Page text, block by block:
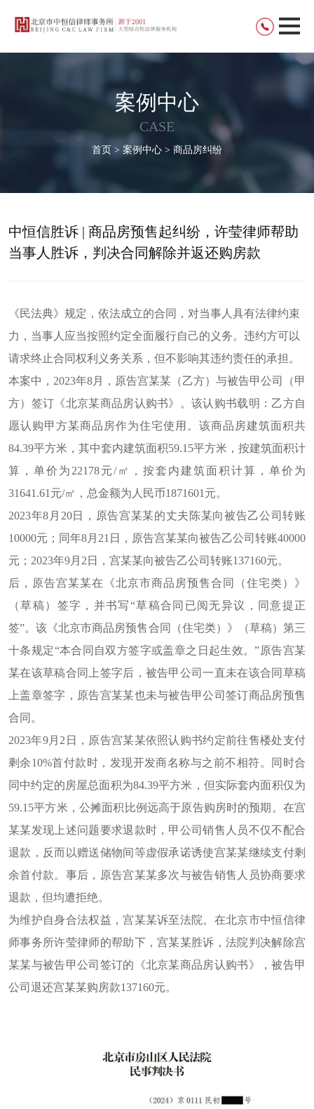
案例中心
CASE
首页 > 案例中心 > 商品房纠纷
中恒信胜诉 | 商品房预售起纠纷，许莹律师帮助
当事人胜诉，判决合同解除并返还购房款
《民法典》规定，依法成立的合同，对当事人具有法律约束
力，当事人应当按照约定全面履行自己的义务。违约方可以
请求终止合同权利义务关系，但不影响其违约责任的承担。
本案中，2023年8月，原告宫某某（乙方）与被告甲公司（甲
方）签订《北京某商品房认购书》。该认购书载明：乙方自
愿认购甲方某商品房作为住宅使用。该商品房建筑面积共
84.39平方米，其中套内建筑面积59.15平方米，按建筑面积计
算，单价为22178元/㎡，按套内建筑面积计算，单价为
31641.61元/㎡，总金额为人民币1871601元。
2023年8月20日，原告宫某某的丈夫陈某向被告乙公司转账
10000元；同年8月21日，原告宫某某向被告乙公司转账40000
元；2023年9月2日，宫某某向被告乙公司转账137160元。
后，原告宫某某在《北京市商品房预售合同（住宅类）》
（草稿）签字，并书写“草稿合同已阅无异议，同意提正
签”。该《北京市商品房预售合同（住宅类）》（草稿）第三
十条规定“本合同自双方签字或盖章之日起生效。”原告宫某
某在该草稿合同上签字后，被告甲公司一直未在该合同草稿
上盖章签字，原告宫某某也未与被告甲公司签订商品房预售
合同。
2023年9月2日，原告宫某某依照认购书约定前往售楼处支付
剩余10%首付款时，发现开发商名称与之前不相符。同时合
同中约定的房屋总面积为84.39平方米，但实际套内面积仅为
59.15平方米，公摊面积比例远高于原告购房时的预期。在宫
某某发现上述问题要求退款时，甲公司销售人员不仅不配合
退款，反而以赠送储物间等虚假承诺诱使宫某某继续支付剩
余首付款。事后，原告宫某某多次与被告销售人员协商要求
退款，但均遭拒绝。
为维护自身合法权益，宫某某诉至法院。在北京市中恒信律
师事务所许莹律师的帮助下，宫某某胜诉，法院判决解除宫
某某与被告甲公司签订的《北京某商品房认购书》，被告甲
公司退还宫某某购房款137160元。